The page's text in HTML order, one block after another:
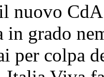
nuovo
in grado
per colpa